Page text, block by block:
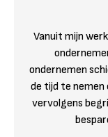
Vanuit mijn
ondernemen
de tijd te nemen
vervolgens